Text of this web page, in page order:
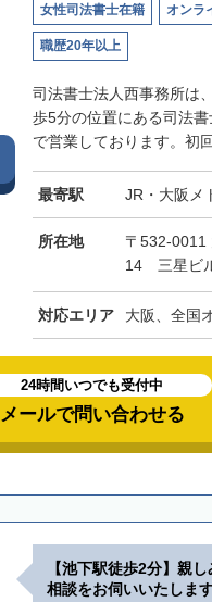
女性司法書士在籍 オンラ
職歴20年以上
司法書士法人西事務所は
歩5分の位置にある司法
で営業しております。初
最寄駅 JR・大阪メ
所在地
〒532-0011
14 三星ビ
対応エリア 大阪、全国
24時間いつでも受付中
メールで問い合わせる
【池下駅徒歩2分】親
相談をお伺いいたしま